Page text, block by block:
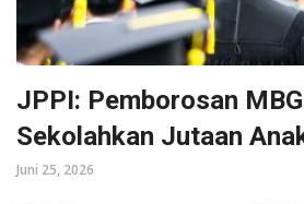
JPPI: Pemborosan
Sekolahkan Jutaan
Juni 25, 2026